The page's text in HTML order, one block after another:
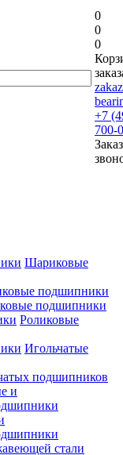
0
0
0
+7
700-
Шариковые
подшипники
подшипники
Роликовые
Игольчатые
подшипников